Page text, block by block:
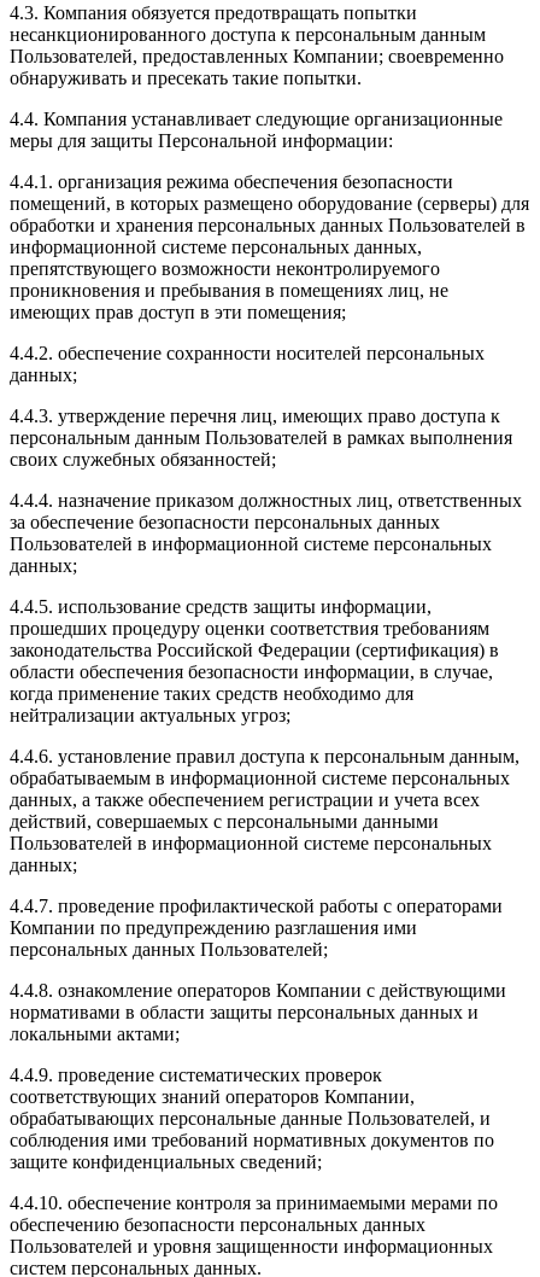
4.3. Компания обязуется предотвращать попытки
несанкционированного доступа к персональным данным
Пользователей, предоставленных Компании; своевременно
обнаруживать и пресекать такие попытки.
4.4. Компания устанавливает следующие организационные
меры для защиты Персональной информации:
4.4.1. организация режима обеспечения безопасности
помещений, в которых размещено оборудование (серверы) для
обработки и хранения персональных данных Пользователей в
информационной системе персональных данных,
препятствующего возможности неконтролируемого
проникновения и пребывания в помещениях лиц, не
имеющих прав доступ в эти помещения;
4.4.2. обеспечение сохранности носителей персональных
данных;
4.4.3. утверждение перечня лиц, имеющих право доступа к
персональным данным Пользователей в рамках выполнения
своих служебных обязанностей;
4.4.4. назначение приказом должностных лиц, ответственных
за обеспечение безопасности персональных данных
Пользователей в информационной системе персональных
данных;
4.4.5. использование средств защиты информации,
прошедших процедуру оценки соответствия требованиям
законодательства Российской Федерации (сертификация) в
области обеспечения безопасности информации, в случае,
когда применение таких средств необходимо для
нейтрализации актуальных угроз;
4.4.6. установление правил доступа к персональным данным,
обрабатываемым в информационной системе персональных
данных, а также обеспечением регистрации и учета всех
действий, совершаемых с персональными данными
Пользователей в информационной системе персональных
данных;
4.4.7. проведение профилактической работы с операторами
Компании по предупреждению разглашения ими
персональных данных Пользователей;
4.4.8. ознакомление операторов Компании с действующими
нормативами в области защиты персональных данных и
локальными актами;
4.4.9. проведение систематических проверок
соответствующих знаний операторов Компании,
обрабатывающих персональные данные Пользователей, и
соблюдения ими требований нормативных документов по
защите конфиденциальных сведений;
4.4.10. обеспечение контроля за принимаемыми мерами по
обеспечению безопасности персональных данных
Пользователей и уровня защищенности информационных
систем персональных данных.